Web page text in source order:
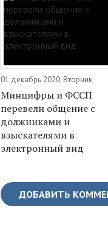
01 декабрь 2020, Вторник
Минцифры и ФССП
перевели общение с
должниками и
взыскателями в
электронный вид
ДОБАВИТЬ